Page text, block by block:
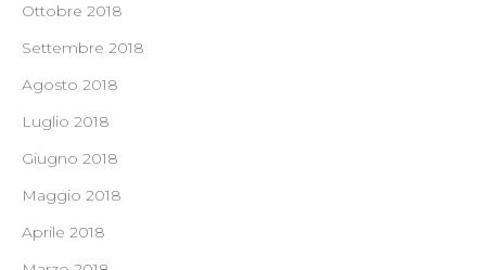
Ottobre 2018
Settembre 2018
Agosto 2018
Luglio 2018
Giugno 2018
Maggio 2018
Aprile 2018